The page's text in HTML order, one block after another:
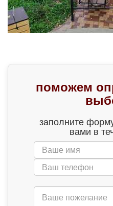
поможем
заполните
вами в